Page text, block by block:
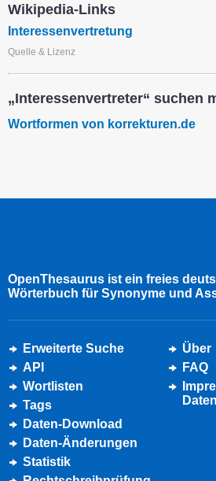
Wikipedia-Links
Interessenvertretung
Quelle & Lizenz
„Interessenvertreter“ suchen
Wortformen von korrekturen.de
OpenThesaurus ist ein freies
Wörterbuch für Synonyme und
Erweiterte Suche
API
Wortlisten
Tags
Daten-Download
Daten-Änderungen
Statistik
Über
FAQ